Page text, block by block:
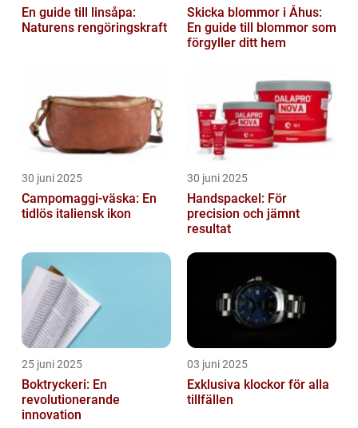
En guide till linsåpa:
Naturens rengöringskraft
Skicka blommor i Åhus:
En guide till blommor som
förgyller ditt hem
30 juni 2025
Campomaggi-väska: En
tidlös italiensk ikon
30 juni 2025
Handspackel: För
precision och jämnt
resultat
25 juni 2025
Boktryckeri: En
revolutionerande
innovation
03 juni 2025
Exklusiva klockor för alla
tillfällen